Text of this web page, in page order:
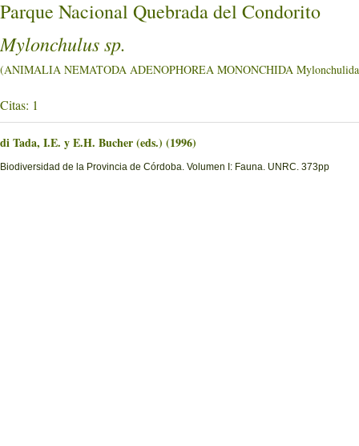
Parque Nacional Quebrada del Condorito
Mylonchulus sp.
(ANIMALIA NEMATODA ADENOPHOREA MONONCHIDA
Citas: 1
di Tada, I.E. y E.H. Bucher (eds.) (1996)
Biodiversidad de la Provincia de Córdoba. Volumen I: Fauna. UNRC. 373pp